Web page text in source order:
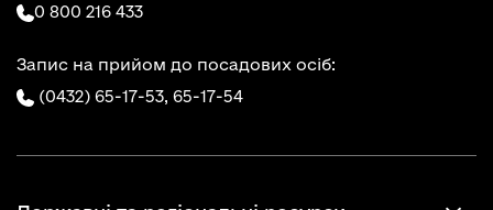
0 800 216 433
Запис на прийом до посадових осіб:
(0432) 65-17-53, 65-17-54